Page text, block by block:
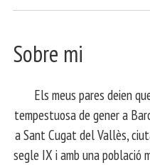
Sobre mi
Els meus pares deien
tempestuosa de gener a
a Sant Cugat del Vallès,
segle IX i amb una població